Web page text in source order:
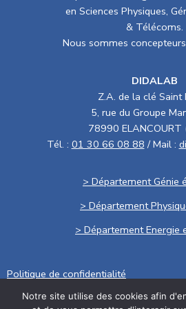
en Sciences Physiques,
& Télécoms.
Nous sommes
DIDALAB
Z.A. de la clé Saint
5, rue du Groupe
78990 ELANCOURT
Tél. : 01 30 66 08 88 / Mail :
> Département Génie
> Département
> Département Energie
Politique de confidentialité
Notre site utilise des cookies afin